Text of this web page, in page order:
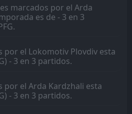
marcados por el Arda
es de - 3 en 3
por el Lokomotiv Plovdiv esta
- 3 en 3 partidos.
por el Arda Kardzhali esta
- 3 en 3 partidos.